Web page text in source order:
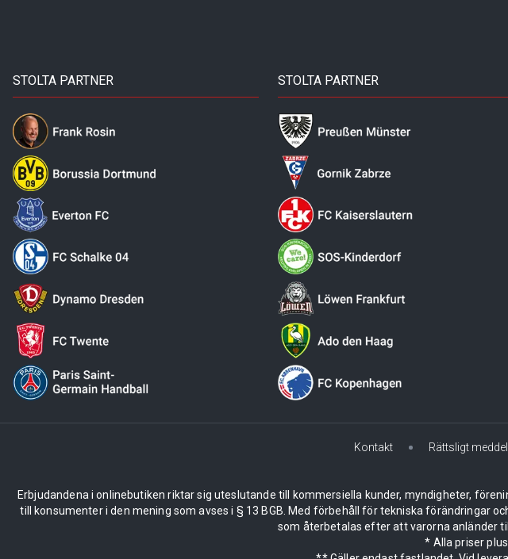
STOLTA PARTNER STOLTA PARTNER
Kontakt Rättsligt
Erbjudandena i onlinebutiken riktar sig uteslutande till kommersiella kunder, myndigheter,
till konsumenter i den mening som avses i § 13 BGB. Med förbehåll för tekniska förändringar
som återbetalas efter att varorna anländer
* Alla priser